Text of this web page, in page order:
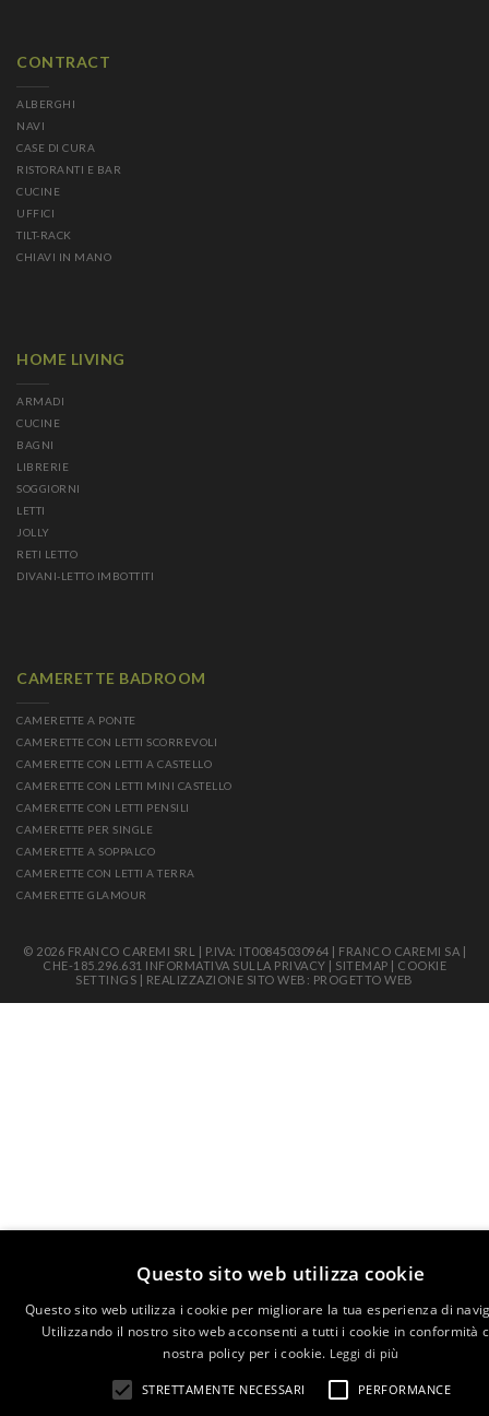
CONTRACT
ALBERGHI
NAVI
CASE DI CURA
RISTORANTI E BAR
CUCINE
UFFICI
TILT-RACK
CHIAVI IN MANO
HOME LIVING
ARMADI
CUCINE
BAGNI
LIBRERIE
SOGGIORNI
LETTI
JOLLY
RETI LETTO
DIVANI-LETTO IMBOTTITI
CAMERETTE BADROOM
CAMERETTE A PONTE
CAMERETTE CON LETTI SCORREVOLI
CAMERETTE CON LETTI A CASTELLO
CAMERETTE CON LETTI MINI CASTELLO
CAMERETTE CON LETTI PENSILI
CAMERETTE PER SINGLE
CAMERETTE A SOPPALCO
CAMERETTE CON LETTI A TERRA
CAMERETTE GLAMOUR
© 2026 FRANCO CAREMI SRL | P.IVA: IT00845030964 | FRANCO CAREMI SA |
CHE-185.296.631 INFORMATIVA SULLA PRIVACY | SITEMAP | COOKIE
SETTINGS | REALIZZAZIONE SITO WEB: PROGETTO WEB
Questo sito web utilizza cookie
Questo sito web utilizza i cookie per migliorare la tua esperienza di
Utilizzando il nostro sito web acconsenti a tutti i cookie in conformità
nostra policy per i cookie. Leggi di più
STRETTAMENTE NECESSARI PERFORMANCE